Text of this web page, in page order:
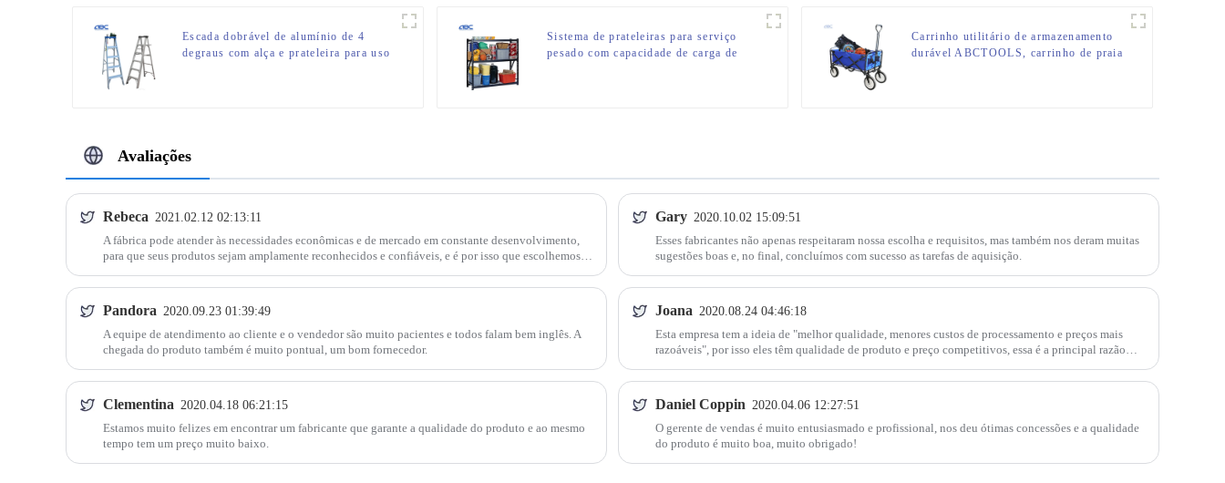
Escada dobrável de alumínio de 4
degraus com alça e prateleira para uso
Sistema de prateleiras para serviço
pesado com capacidade de carga de
Carrinho utilitário de armazenamento
durável ABCTOOLS, carrinho de praia
Avaliações
Rebeca 2021.02.12 02:13:11
A fábrica pode atender às necessidades econômicas e de mercado em constante desenvolvimento,
para que seus produtos sejam amplamente reconhecidos e confiáveis, e é por isso que escolhemos
Gary 2020.10.02 15:09:51
Esses fabricantes não apenas respeitaram nossa escolha e requisitos, mas também nos deram muitas
sugestões boas e, no final, concluímos com sucesso as tarefas de aquisição.
Pandora 2020.09.23 01:39:49
A equipe de atendimento ao cliente e o vendedor são muito pacientes e todos falam bem inglês. A
chegada do produto também é muito pontual, um bom fornecedor.
Joana 2020.08.24 04:46:18
Esta empresa tem a ideia de "melhor qualidade, menores custos de processamento e preços mais
razoáveis", por isso eles têm qualidade de produto e preço competitivos, essa é a principal razão
Clementina 2020.04.18 06:21:15
Estamos muito felizes em encontrar um fabricante que garante a qualidade do produto e ao mesmo
tempo tem um preço muito baixo.
Daniel Coppin 2020.04.06 12:27:51
O gerente de vendas é muito entusiasmado e profissional, nos deu ótimas concessões e a qualidade
do produto é muito boa, muito obrigado!